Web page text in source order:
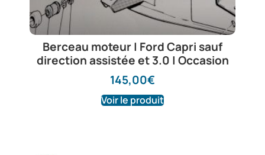
Berceau moteur | Ford Capri sauf
direction assistée et 3.0 | Occasion
145,00€
Voir le produit